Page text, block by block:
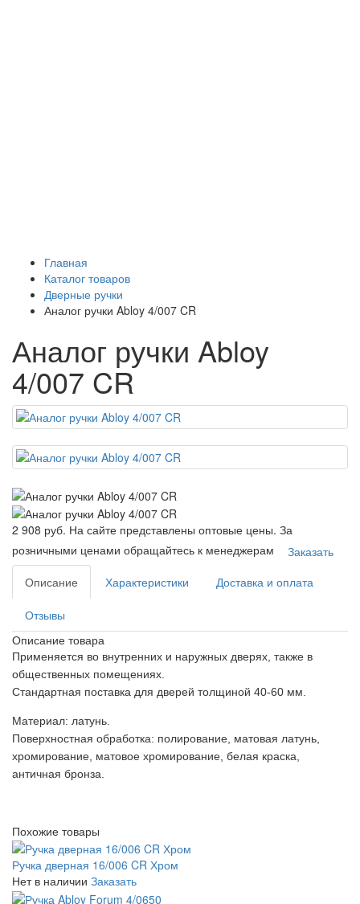
Главная
Каталог товаров
Дверные ручки
Аналог ручки Abloy 4/007 CR
Аналог ручки Abloy
4/007 CR
2 908 руб. На сайте представлены оптовые цены. За
розничными ценами обращайтесь к менеджерам
Заказать
Описание
Характеристики Доставка и оплата
Отзывы
Описание товара
Применяется во внутренних и наружных дверях, также в
общественных помещениях.
Стандартная поставка для дверей толщиной 40-60 мм.
Материал: латунь.
Поверхностная обработка: полирование, матовая латунь,
хромирование, матовое хромирование, белая краска,
античная бронза.
Похожие товары
Ручка дверная 16/006 CR Хром
Нет в наличии Заказать